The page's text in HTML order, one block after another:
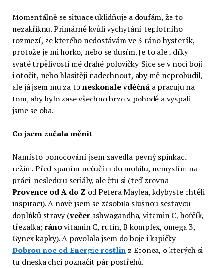
Momentálně se situace uklidňuje a doufám, že to
nezakřiknu. Primárně kvůli vychytání teplotního
rozmezí, ze kterého nedostávám ve 3 ráno hysterák,
protože je mi horko, nebo se dusím. Je to ale i díky
svaté trpělivosti mé drahé polovičky. Sice se v noci bojí
i otočit, nebo hlasitěji nadechnout, aby mě neprobudil,
ale já jsem mu za toneskonale vděčnáa pracuju na
tom, aby bylo zase všechno brzo v pohodě a vyspali
jsme se oba.
Co jsem začala měnit
Namísto ponocování jsem zavedla pevný spinkací
režim. Před spaním nečučím do mobilu, nemyslím na
práci, nesleduju seriály, ale čtu si (teď zrovna
Provence od A do Z od Petera Maylea, kdybyste chtěli
inspiraci). A nově jsem se zásobila slušnou sestavou
doplňků stravy (večer ashwagandha, vitamin C, hořčík,
třezalka;ránovitamin C, rutin, B komplex, omega 3,
Gynex kapky). A povolala jsem do boje i kapičky
Dobrou noc od Energie rostlinz Econea, o kterých si
tu dneska chci poznačit pár postřehů.